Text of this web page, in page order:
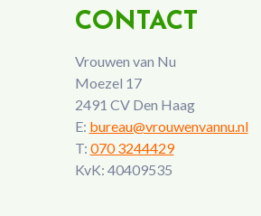
CONTACT
Vrouwen van Nu
Moezel 17
2491 CV Den Haag
E: bureau@vrouwenvannu.nl
T: 070 3244429
KvK: 40409535